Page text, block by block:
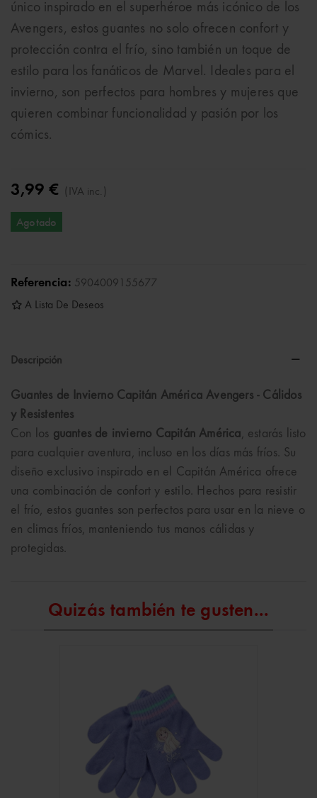
único inspirado en el superhéroe más icónico de los
Avengers, estos guantes no solo ofrecen confort y
protección contra el frío, sino también un toque de
estilo para los fanáticos de Marvel. Ideales para el
invierno, son perfectos para hombres y mujeres que
quieren combinar funcionalidad y pasión por los
cómics.
3,99 € (IVA inc.)
Agotado
Referencia: 5904009155677
A Lista De Deseos
Descripción
Guantes de Invierno Capitán América Avengers - Cálidos
y Resistentes
Con los guantes de invierno Capitán América, estarás listo
para cualquier aventura, incluso en los días más fríos. Su
diseño exclusivo inspirado en el Capitán América ofrece
una combinación de confort y estilo. Hechos para resistir
el frío, estos guantes son perfectos para usar en la nieve o
en climas fríos, manteniendo tus manos cálidas y
protegidas.
Quizás también te gusten...